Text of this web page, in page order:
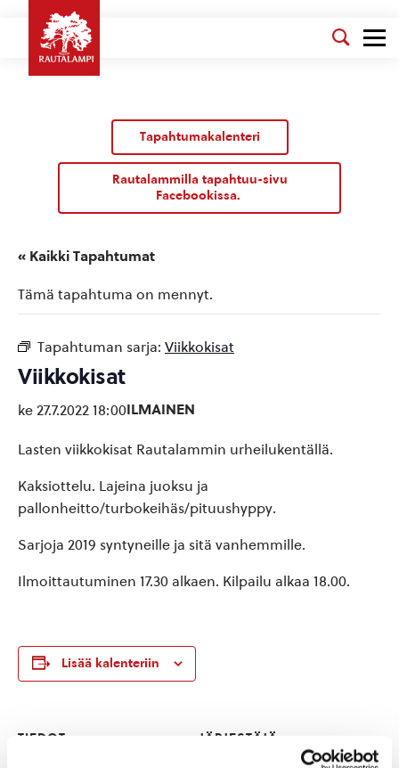
Tapahtumakalenteri
Rautalammilla tapahtuu-sivu
Facebookissa.
« Kaikki Tapahtumat
Tämä tapahtuma on mennyt.
Tapahtuman sarja: Viikkokisat
Viikkokisat
ke 27.7.2022 18:00ILMAINEN
Lasten viikkokisat Rautalammin urheilukentällä.
Kaksiottelu. Lajeina juoksu ja
pallonheitto/turbokeihäs/pituushyppy.
Sarjoja 2019 syntyneille ja sitä vanhemmille.
Ilmoittautuminen 17.30 alkaen. Kilpailu alkaa 18.00.
Lisää kalenteriin
TIEDOT
JÄRJESTÄJÄ
Rautalammin Urheilijat